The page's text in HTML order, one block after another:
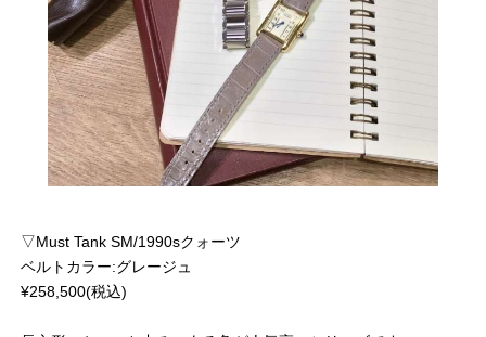
▽Must Tank SM/1990sクォーツ
ベルトカラー:グレージュ
¥258,500(税込)